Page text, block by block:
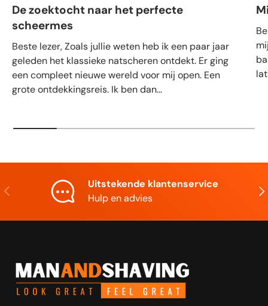
De zoektocht naar het perfecte
scheermes
Beste lezer, Zoals jullie weten heb ik een paar jaar
geleden het klassieke natscheren ontdekt. Er ging
een compleet nieuwe wereld voor mij open. Een
grote ontdekkingsreis. Ik ben dan...
Vorige
Uitstekende klantenservice
Hulp en advies